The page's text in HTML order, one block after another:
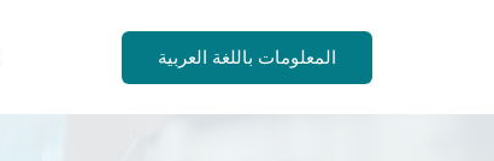
المعلومات باللغة العربية